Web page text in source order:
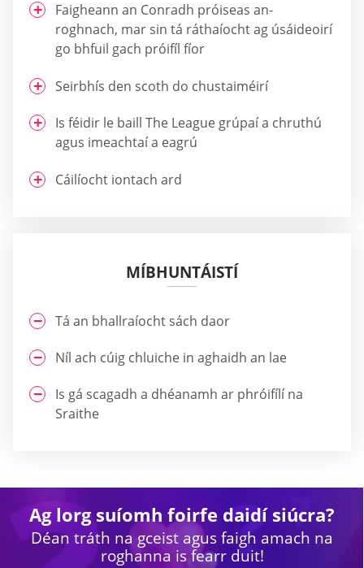
Faigheann an Conradh próiseas an-
roghnach, mar sin tá ráthaíocht ag úsáideoirí
go bhfuil gach próifíl fíor
Seirbhís den scoth do chustaiméirí
Is féidir le baill The League grúpaí a chruthú
agus imeachtaí a eagrú
Cáilíocht iontach ard
MÍBHUNTÁISTÍ
Tá an bhallraíocht sách daor
Níl ach cúig chluiche in aghaidh an lae
Is gá scagadh a dhéanamh ar phróifílí na
Sraithe
Ag lorg suíomh foirfe daidí siúcra?
Déan tráth na gceist agus faigh amach na
roghanna is fearr duit!